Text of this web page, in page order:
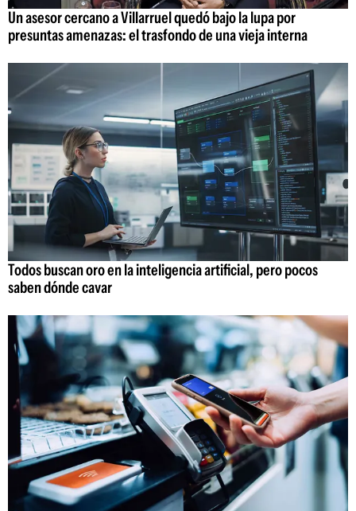
Un asesor cercano a Villarruel quedó bajo la lupa por
presuntas amenazas: el trasfondo de una vieja interna
Todos buscan oro en la inteligencia artificial, pero pocos
saben dónde cavar